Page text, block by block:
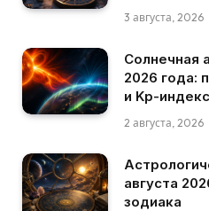
3 августа, 2026
Солнечная
2026 года:
и Kp-
2 августа, 2026
августа
зодиака